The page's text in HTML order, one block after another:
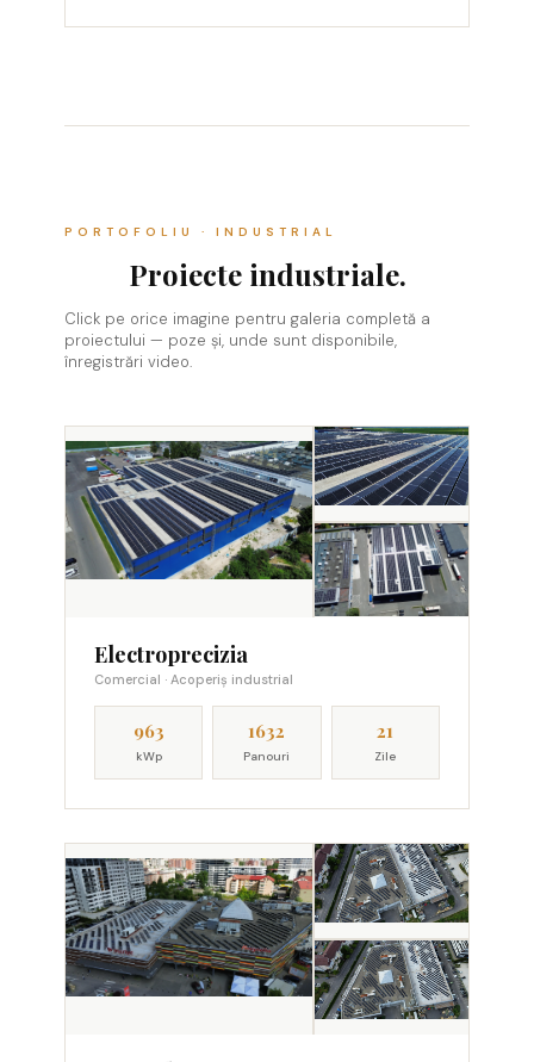
PORTOFOLIU · INDUSTRIAL
Proiecte industriale.
Click pe orice imagine pentru galeria completă a
proiectului — poze și, unde sunt disponibile,
înregistrări video.
Electroprecizia
Comercial · Acoperiș industrial
963
kWp
1632
Panouri
21
Zile